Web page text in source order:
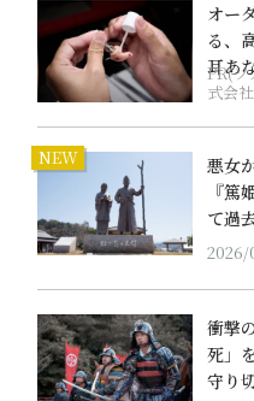
オー
る、
耳あ
PR(ソ
式会
NEW
悪女
『篤
て過
衝撃
死」
守り